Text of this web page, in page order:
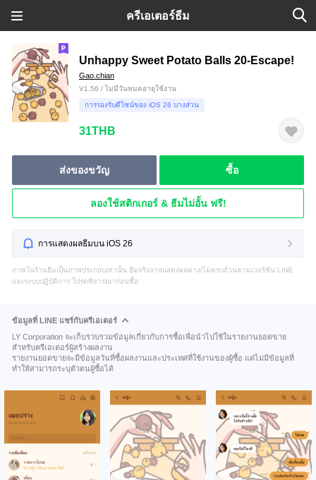
ครีเอเตอร์ธีม
Unhappy Sweet Potato Balls 20-Escape!
Gao.chian
V1.56 / ไม่มีวันหมดอายุใช้งาน
การรองรับดีไซน์ของ iOS 26 บางส่วน
31THB
ส่งของขวัญ ซื้อ
ลองใช้สติกเกอร์ & ธีมไม่อั้น ฟรี!
การแสดงผลธีมบน iOS 26
ภาพในร้านธีมเป็นภาพประกอบเท่านั้น ธีมจริงอาจแสดงผลต่าง/ไม่ครบถ้วนตามเวอร์ชัน LINE
และระบบปฏิบัติการ โปรดพิจารณาก่อนซื้อ
ข้อมูลที่ LINE แชร์กับครีเอเตอร์
LY Corporation จะเก็บรวบรวมข้อมูลเกี่ยวกับการซื้อเพื่อนำไปใช้ในรายงานยอดขาย
สำหรับครีเอเตอร์ผู้สร้างผลงาน
รายงานยอดขายจะมีข้อมูลวันที่ซื้อผลงานและประเทศที่ใช้งานของผู้ซื้อ แต่ไม่มีข้อมูลที่
ทำให้สามารถระบุตัวตนผู้ซื้อได้